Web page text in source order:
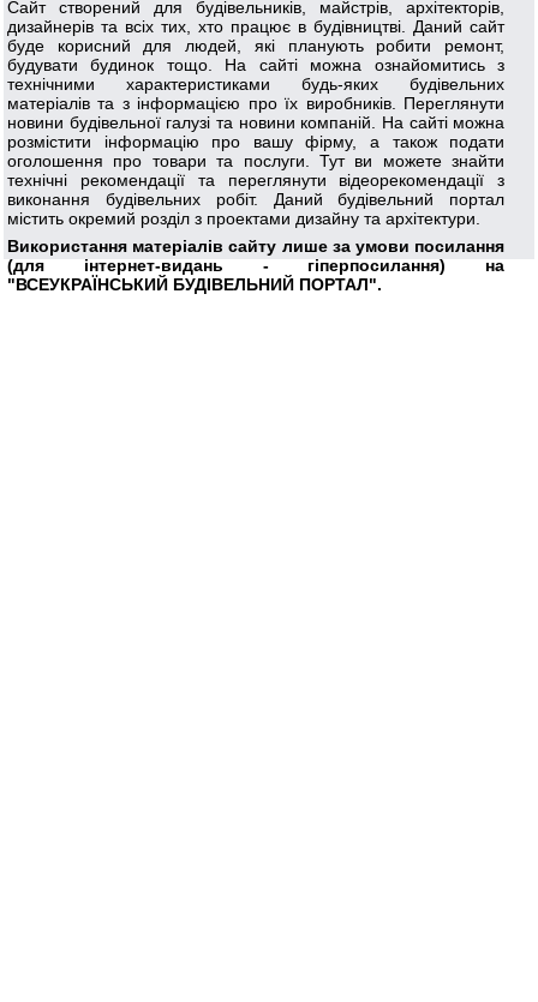
Сайт створений для будівельників, майстрів, архітекторів,
дизайнерів та всіх тих, хто працює в будівництві. Даний сайт
буде корисний для людей, які планують робити ремонт,
будувати будинок тощо. На сайті можна ознайомитись з
технічними характеристиками будь-яких будівельних
матеріалів та з інформацією про їх виробників. Переглянути
новини будівельної галузі та новини компаній. На сайті можна
розмістити інформацію про вашу фірму, а також подати
оголошення про товари та послуги. Тут ви можете знайти
технічні рекомендації та переглянути відеорекомендації з
виконання будівельних робіт. Даний будівельний портал
містить окремий розділ з проектами дизайну та архітектури.
Використання матеріалів сайту лише за умови посилання
(для інтернет-видань - гіперпосилання) на
"ВСЕУКРАЇНСЬКИЙ БУДІВЕЛЬНИЙ ПОРТАЛ".